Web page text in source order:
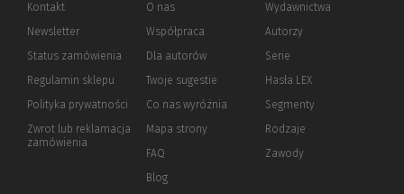
Kontakt
Newsletter
Status zamówienia
Regulamin sklepu
Polityka prywatności (Nowe
(Link
innej
Zwrot lub reklamacja
zamówienia
O nas
Współpraca
Dla autorów(Nowe
(Link
innej
strony)
Twoje sugestie
Co nas wyróżnia
Mapa strony
FAQ
Blog
Wydawnictwa
Autorzy
Serie
Hasła LEX
Segmenty
Rodzaje
Zawody